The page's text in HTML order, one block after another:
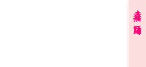
直播✦活動